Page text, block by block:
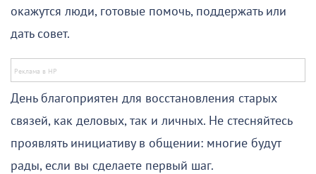
окажутся люди, готовые помочь, поддержать или
дать совет.
День благоприятен для восстановления старых
связей, как деловых, так и личных. Не стесняйтесь
проявлять инициативу в общении: многие будут
рады, если вы сделаете первый шаг.